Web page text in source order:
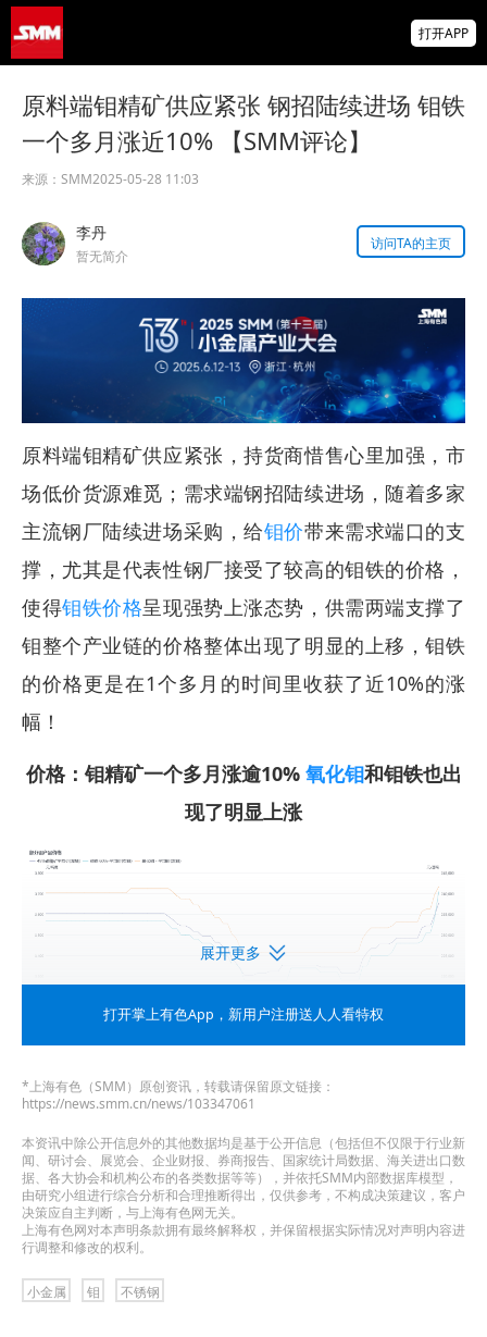
寻锌行业破局发展新机遇
美国拟投30亿美元扶持关键矿产
为有色行业打造的神器
打开APP
原料端钼精矿供应紧张 钢招陆续进场 钼铁
一个多月涨近10% 【SMM评论】
来源： SMM2025-05-28 11:03
李丹
暂无简介
访问TA的主页
原料端钼精矿供应紧张，持货商惜售心里加强，市
场低价货源难觅；需求端钢招陆续进场，随着多家
主流钢厂陆续进场采购，给钼价带来需求端口的支
撑，尤其是代表性钢厂接受了较高的钼铁的价格，
使得钼铁价格呈现强势上涨态势，供需两端支撑了
钼整个产业链的价格整体出现了明显的上移，钼铁
的价格更是在1个多月的时间里收获了近10%的涨
幅！
价格：钼精矿一个多月涨逾10% 氧化钼和钼铁也出
现了明显上涨
》点击查看SMM钼现货价格
》订购查看SMM金属现货历史价格走势
从钼精矿45%的均价走势来看：5月27日，钼精矿
45%的均价为3655元/吨度，与其4月24日的低点
3315元/吨度相比，一个多月的时间里上涨了340元/
展开更多
打开掌上有色App ，新用户注册送人人看特权
*上海有色（SMM）原创资讯，转载请保留原文链接：
https://news.smm.cn/news/103347061
本资讯中除公开信息外的其他数据均是基于公开信息（包括但不仅限于行业新
闻、研讨会、展览会、企业财报、券商报告、国家统计局数据、海关进出口数
据、各大协会和机构公布的各类数据等等），并依托SMM内部数据库模型，
由研究小组进行综合分析和合理推断得出，仅供参考，不构成决策建议，客户
决策应自主判断，与上海有色网无关。
上海有色网对本声明条款拥有最终解释权，并保留根据实际情况对声明内容进
行调整和修改的权利。
小金属 钼 不锈钢